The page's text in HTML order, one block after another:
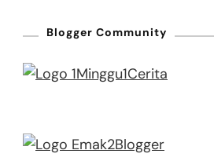
Blogger Community